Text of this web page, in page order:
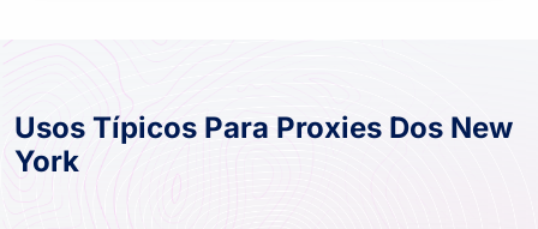
Usos Típicos Para Proxies Dos New
York